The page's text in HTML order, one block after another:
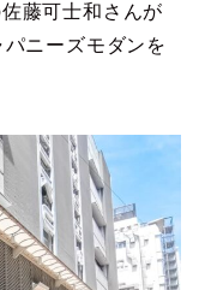
藤可士和さんが
ニーズモダンを